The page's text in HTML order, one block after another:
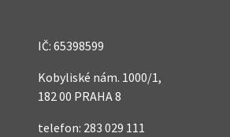
IČ: 65398599
Kobyliské nám. 1000/1,
182 00 PRAHA 8
telefon: 283 029 111